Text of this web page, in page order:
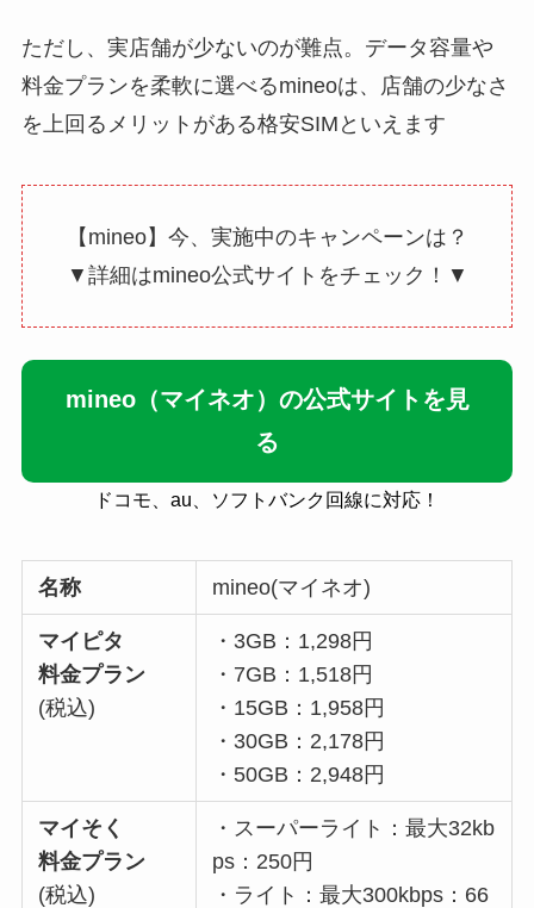
ただし、実店舗が少ないのが難点。データ容量や
料金プランを柔軟に選べるmineoは、店舗の少なさ
を上回るメリットがある格安SIMといえます
【mineo】今、実施中のキャンペーンは？
▼詳細はmineo公式サイトをチェック！▼
mineo（マイネオ）の公式サイトを見
る
ドコモ、au、ソフトバンク回線に対応！
名称 mineo(マイネオ)
マイピタ
料金プラン
(税込)
・3GB：1,298円
・7GB：1,518円
・15GB：1,958円
・30GB：2,178円
・50GB：2,948円
マイそく
料金プラン
(税込)
・スーパーライト：最大32kb
ps：250円
・ライト：最大300kbps：66